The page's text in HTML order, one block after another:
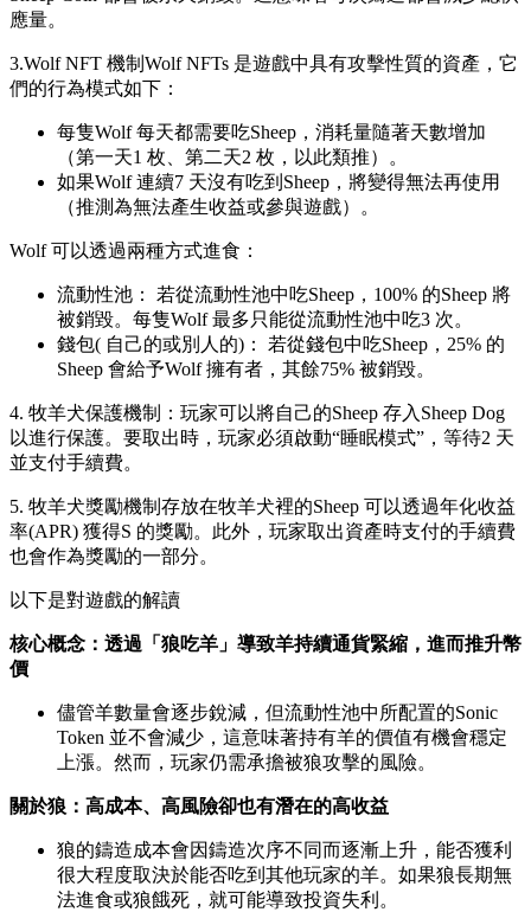
應量。
3.Wolf NFT 機制Wolf NFTs 是遊戲中具有攻擊性質的資產，它
們的行為模式如下：
每隻Wolf 每天都需要吃Sheep，消耗量隨著天數增加
（第一天1 枚、第二天2 枚，以此類推）。
如果Wolf 連續7 天沒有吃到Sheep，將變得無法再使用
（推測為無法產生收益或參與遊戲）。
Wolf 可以透過兩種方式進食：
流動性池： 若從流動性池中吃Sheep，100% 的Sheep 將
被銷毀。每隻Wolf 最多只能從流動性池中吃3 次。
錢包( 自己的或別人的)： 若從錢包中吃Sheep，25% 的
Sheep 會給予Wolf 擁有者，其餘75% 被銷毀。
4. 牧羊犬保護機制：玩家可以將自己的Sheep 存入Sheep Dog
以進行保護。要取出時，玩家必須啟動“睡眠模式”，等待2 天
並支付手續費。
5. 牧羊犬獎勵機制存放在牧羊犬裡的Sheep 可以透過年化收益
率(APR) 獲得S 的獎勵。此外，玩家取出資產時支付的手續費
也會作為獎勵的一部分。
以下是對遊戲的解讀
核心概念：透過「狼吃羊」導致羊持續通貨緊縮，進而推升幣
價
儘管羊數量會逐步銳減，但流動性池中所配置的Sonic
Token 並不會減少，這意味著持有羊的價值有機會穩定
上漲。然而，玩家仍需承擔被狼攻擊的風險。
關於狼：高成本、高風險卻也有潛在的高收益
狼的鑄造成本會因鑄造次序不同而逐漸上升，能否獲利
很大程度取決於能否吃到其他玩家的羊。如果狼長期無
法進食或狼餓死，就可能導致投資失利。